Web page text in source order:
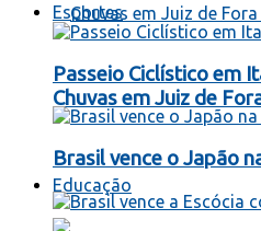
Chuvas em Juiz de
Educação
Esportes
Passeio Ciclístico em
Brasil vence o Japão